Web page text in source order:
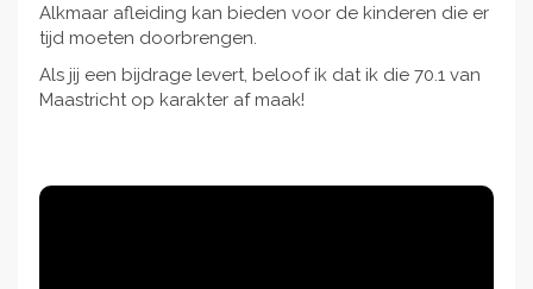
Alkmaar afleiding kan bieden voor de kinderen die er
tijd moeten doorbrengen.
Als jij een bijdrage levert, beloof ik dat ik die 70.1 van
Maastricht op karakter af maak!